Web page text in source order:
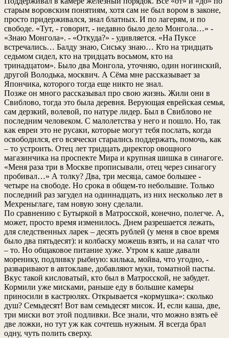
старым воровским понятиям, хотя сам не был вором в законе,
просто придерживался, знал блатных. И по лагерям, и по
свободе. «Тут, - говорит, - недавно было дело Монгола…» -
«Знаю Монгола». - «Откуда?» - удивляется. «На Пуксе
встречались… Балду знаю, Сиську знаю… Кто на тридцать
седьмом сидел, кто на тридцать восьмом, кто на
тринадцатом». Было два Монгола, уточняю, один ногинский,
другой Володька, москвич. А Сёма мне рассказывает за
Япончика, которого тогда еще никто не знал.
Позже он много рассказывал про свою жизнь. Жили они в
Свиблово, тогда это была деревня. Верующая еврейская семья,
сам дерзкий, волевой, по натуре лидер. Был в Свиблово не
последним человеком. С малолетства у него и пошло. Но, так
как евреи это не русаки, которые могут тебя послать, когда
освободился, его всячески старались поддержать, помочь, как
– то устроить. Отец лет тридцать директор овощного
магазинчика на проспекте Мира и крупная шишка в синагоге.
«Меня раза три в Москве прописывали, отец через синагогу
пробивал…» А толку? Два, три месяца, самое большее -
четыре на свободе. Но срока в общем-то небольшие. Только
последний раз загудел на одиннадцать, из них несколько лет в
Мехреньглаге, там новую зону сделали.
По сравнению с Бутыркой в Матросской, конечно, полегче. А,
может, просто время изменилось. Днем разрешается лежать,
для следственных ларек – десять рублей (у меня в свое время
было два пятьдесят): и колбаску можешь взять, и на салат что
– то. Но общаковое питание хуже. Утром к каше давали
моренику, подливку рыбную: килька, мойва, что угодно, -
разваривают в автоклаве, добавляют муки, томатной пасты.
Вкус такой кисловатый, кто был в Матросской, не забудет.
Кормили уже мисками, раньше еду в большие камеры
приносили в кастрюлях. Открывается «кормушка»: сколько
душ? Семьдесят! Вот вам семьдесят мисок. И, если каша, две,
три миски вот этой подливки. Все знали, что можно взять её
две ложки, но тут уж как сочтешь нужным. Я всегда брал
одну, чуть полить сверху.